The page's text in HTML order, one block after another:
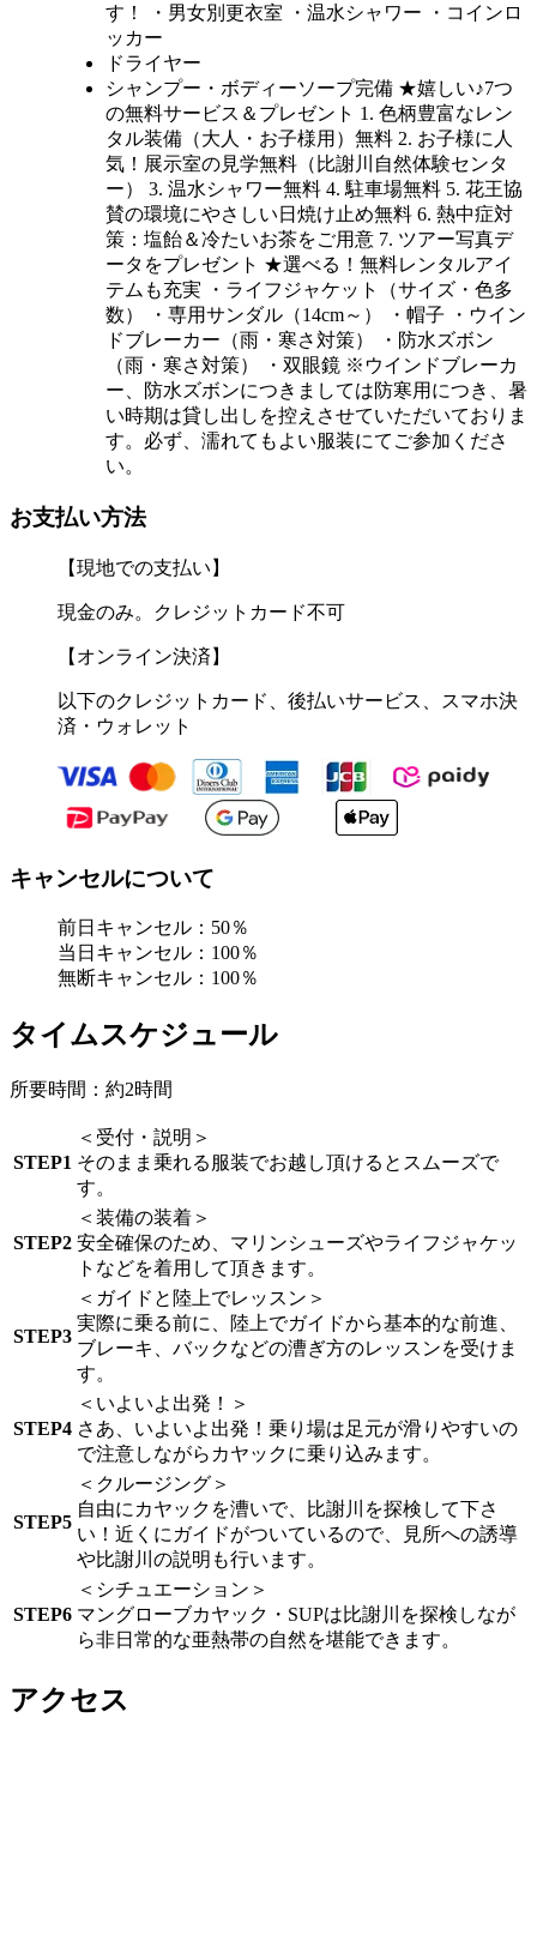
す！ ・男女別更衣室 ・温水シャワー ・コインロ
ッカー
ドライヤー
シャンプー・ボディーソープ完備 ★嬉しい♪7つ
の無料サービス＆プレゼント 1. 色柄豊富なレン
タル装備（大人・お子様用）無料 2. お子様に人
気！展示室の見学無料（比謝川自然体験センタ
ー） 3. 温水シャワー無料 4. 駐車場無料 5. 花王協
賛の環境にやさしい日焼け止め無料 6. 熱中症対
策：塩飴＆冷たいお茶をご用意 7. ツアー写真デ
ータをプレゼント ★選べる！無料レンタルアイ
テムも充実 ・ライフジャケット（サイズ・色多
数） ・専用サンダル（14cm～） ・帽子 ・ウイン
ドブレーカー（雨・寒さ対策） ・防水ズボン
（雨・寒さ対策） ・双眼鏡 ※ウインドブレーカ
ー、防水ズボンにつきましては防寒用につき、暑
い時期は貸し出しを控えさせていただいておりま
す。必ず、濡れてもよい服装にてご参加くださ
い。
お支払い方法
【現地での支払い】
現金のみ。クレジットカード不可
【オンライン決済】
以下のクレジットカード、後払いサービス、スマホ決
済・ウォレット
キャンセルについて
前日キャンセル：50％
当日キャンセル：100％
無断キャンセル：100％
タイムスケジュール
所要時間：約2時間
STEP1
＜受付・説明＞
そのまま乗れる服装でお越し頂けるとスムーズで
す。
STEP2
＜装備の装着＞
安全確保のため、マリンシューズやライフジャケッ
トなどを着用して頂きます。
STEP3
＜ガイドと陸上でレッスン＞
実際に乗る前に、陸上でガイドから基本的な前進、
ブレーキ、バックなどの漕ぎ方のレッスンを受けま
す。
STEP4
＜いよいよ出発！＞
さあ、いよいよ出発！乗り場は足元が滑りやすいの
で注意しながらカヤックに乗り込みます。
STEP5
＜クルージング＞
自由にカヤックを漕いで、比謝川を探検して下さ
い！近くにガイドがついているので、見所への誘導
や比謝川の説明も行います。
STEP6
＜シチュエーション＞
マングローブカヤック・SUPは比謝川を探検しなが
ら非日常的な亜熱帯の自然を堪能できます。
アクセス